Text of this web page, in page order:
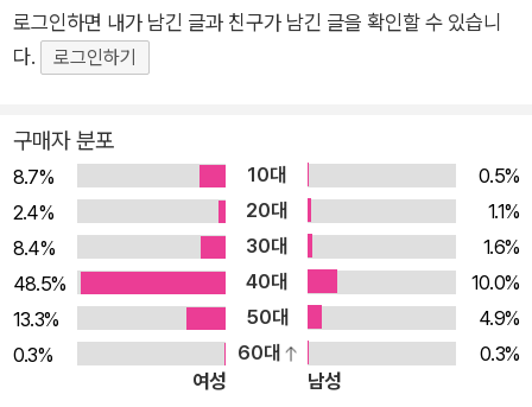
로의 장점을 발견하며 가까워진다. 충효는 서영이 속한 학생회가
주최하는 ‘커플 축제’에 서서히 관심이 생긴다. 승호는 학원에서
만난 같은 반 친구 다진에게 얼떨결에 거짓말을 하고 죄책감에 괴
편치 않다. 실은 다진도 거짓말에 대한 아픈 기억이 있기 때문이
다. 다진에게 사과하러 도서실에 간 승호는 게시판에서 커플 축제
포스터를 발견하고, 다진과 함께 가고 싶다는 생각을 한다. 오진
중학교 학생회장 진희는 공약으로 걸었던 ‘커플 축제’를 기획한
다. 축제가 예상치 못했던 반대에 부딪히자 진희는 부학생회장인
지평까지 반대 의견을 낼까 싶어 조마조마하다. 자신의 우유부단
한 성격이 한심한 지평은 다른 사람들의 반대에도 불구하고 공약
을 지키려는 진희가 대단해 보인다. 여러 차례 난항을 겪은 커플
로그인하면 내가 남긴 글과 친구가 남긴 글을 확인할 수 있습니
다.
로그인하기
구매자 분포
8.7% 10대
0.5%
2.4%
20대
1.1%
8.4%
30대
1.6%
48.5%
40대
10.0%
13.3%
50대
4.9%
0.3%
60대
0.3%
여성
남성